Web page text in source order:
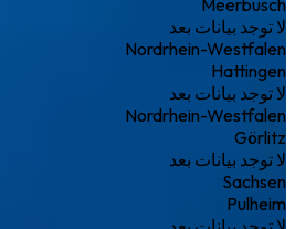
لا توجد بيانات بعد
Nordrhein-Westfalen
Hattingen
لا توجد بيانات بعد
Nordrhein-Westfalen
Görlitz
لا توجد بيانات بعد
Sachsen
Pulheim